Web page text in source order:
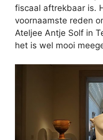
fiscaal aftrekbaar is.
voornaamste reden
Ateljee Antje Solf in
het is wel mooi